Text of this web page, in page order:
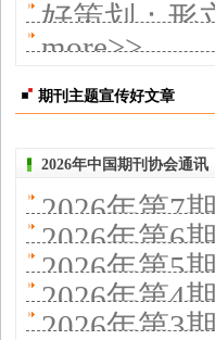
六届“期刊
布
焦中国教育
刊社深度融合
与转型
题宣传好文
章”推荐活动
跨山海 写人
好策划：形
more>>
期刊主题宣传好文章
2026年中国期刊协会通讯
2026年第7
2026年第6
2026年第5
2026年第4
2026年第3